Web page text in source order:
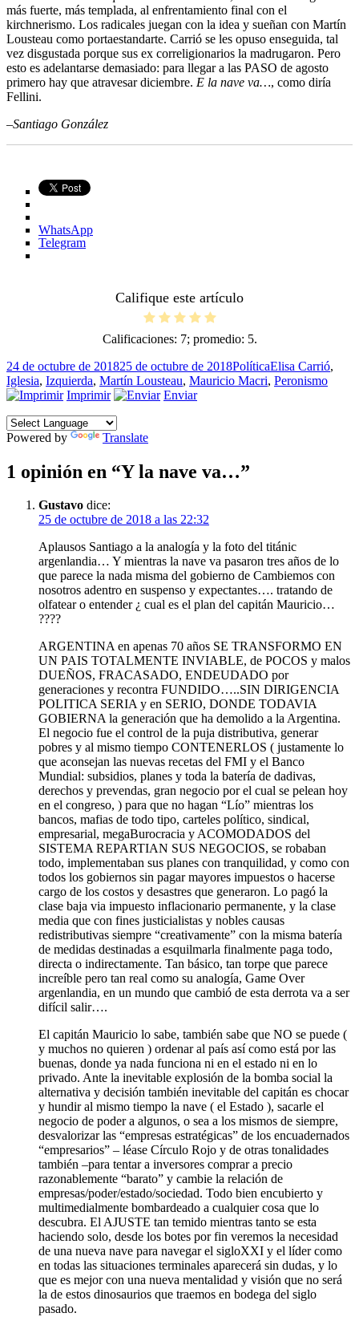
más fuerte, más templada, al enfrentamiento final con el
kirchnerismo. Los radicales juegan con la idea y sueñan con Martín
Lousteau como portaestandarte. Carrió se les opuso enseguida, tal
vez disgustada porque sus ex correligionarios la madrugaron. Pero
esto es adelantarse demasiado: para llegar a las PASO de agosto
primero hay que atravesar diciembre. E la nave va…, como diría
Fellini.
–Santiago González
WhatsApp
Telegram
Califique este artículo
Calificaciones: 7; promedio: 5.
Publicado
el
24 de octubre de 201825 de octubre de 2018Categorías
PolíticaEtiquetas
Elisa Carrió,
Iglesia, Izquierda, Martín Lousteau, Mauricio Macri, Peronismo
Imprimir
Enviar
Powered by Translate
1 opinión en “Y la nave va…”
Gustavo dice:
25 de octubre de 2018 a las 22:32
Aplausos Santiago a la analogía y la foto del titánic
argenlandia… Y mientras la nave va pasaron tres años de lo
que parece la nada misma del gobierno de Cambiemos con
nosotros adentro en suspenso y expectantes…. tratando de
olfatear o entender ¿ cual es el plan del capitán Mauricio…
????
ARGENTINA en apenas 70 años SE TRANSFORMO EN
UN PAIS TOTALMENTE INVIABLE, de POCOS y malos
DUEÑOS, FRACASADO, ENDEUDADO por
generaciones y recontra FUNDIDO…..SIN DIRIGENCIA
POLITICA SERIA y en SERIO, DONDE TODAVIA
GOBIERNA la generación que ha demolido a la Argentina.
El negocio fue el control de la puja distributiva, generar
pobres y al mismo tiempo CONTENERLOS ( justamente lo
que aconsejan las nuevas recetas del FMI y el Banco
Mundial: subsidios, planes y toda la batería de dadivas,
derechos y prevendas, gran negocio por el cual se pelean hoy
en el congreso, ) para que no hagan “Lío” mientras los
bancos, mafias de todo tipo, carteles político, sindical,
empresarial, megaBurocracia y ACOMODADOS del
SISTEMA REPARTIAN SUS NEGOCIOS, se robaban
todo, implementaban sus planes con tranquilidad, y como con
todos los gobiernos sin pagar mayores impuestos o hacerse
cargo de los costos y desastres que generaron. Lo pagó la
clase baja via impuesto inflacionario permanente, y la clase
media que con fines justicialistas y nobles causas
redistributivas siempre “creativamente” con la misma batería
de medidas destinadas a esquilmarla finalmente paga todo,
directa o indirectamente. Tan básico, tan torpe que parece
increíble pero tan real como su analogía, Game Over
argenlandia, en un mundo que cambió de esta derrota va a ser
difícil salir….
El capitán Mauricio lo sabe, también sabe que NO se puede (
y muchos no quieren ) ordenar al país así como está por las
buenas, donde ya nada funciona ni en el estado ni en lo
privado. Ante la inevitable explosión de la bomba social la
alternativa y decisión también inevitable del capitán es chocar
y hundir al mismo tiempo la nave ( el Estado ), sacarle el
negocio de poder a algunos, o sea a los mismos de siempre,
desvalorizar las “empresas estratégicas” de los encuadernados
“empresarios” – léase Círculo Rojo y de otras tonalidades
también –para tentar a inversores comprar a precio
razonablemente “barato” y cambie la relación de
empresas/poder/estado/sociedad. Todo bien encubierto y
multimedialmente bombardeado a cualquier cosa que lo
descubra. El AJUSTE tan temido mientras tanto se esta
haciendo solo, desde los botes por fin veremos la necesidad
de una nueva nave para navegar el sigloXXI y el líder como
en todas las situaciones terminales aparecerá sin dudas, y lo
que es mejor con una nueva mentalidad y visión que no será
la de estos dinosaurios que traemos en bodega del siglo
pasado.